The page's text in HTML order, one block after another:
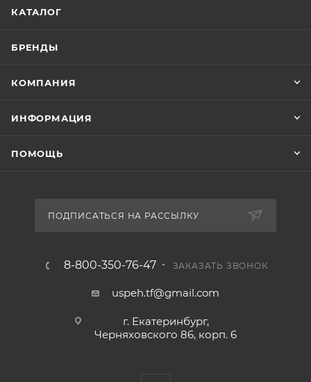
КАТАЛОГ
БРЕНДЫ
КОМПАНИЯ
ИНФОРМАЦИЯ
ПОМОЩЬ
ПОДПИСАТЬСЯ НА РАССЫЛКУ
8-800-350-76-47 ЗАКАЗАТЬ ЗВОНОК
uspeh.tf@gmail.com
г. Екатеринбург,
Черняховского 86, корп. 6​